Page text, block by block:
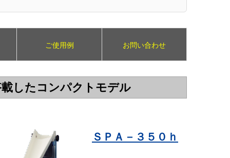
ご使用例 お問い合わせ
したコンパクトモデル
ＳＰＡ－３５０ｈ